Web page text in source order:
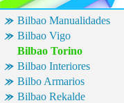
Bilbao Manualidades
Bilbao Vigo
Bilbao Torino
Bilbao Interiores
Bilbo Armarios
Bilbao Rekalde